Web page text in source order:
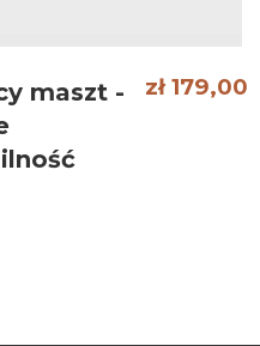
maszt -
zł 179,00